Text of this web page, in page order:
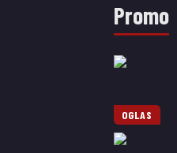
Promo
OGLAS